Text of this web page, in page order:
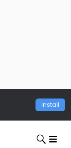
Install